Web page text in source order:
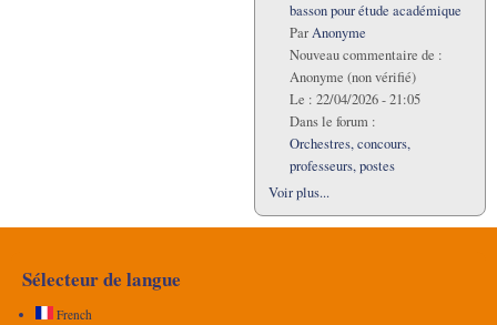
basson pour étude académique
ParAnonyme
Nouveau commentaire de :
Anonyme (non vérifié)
Le : 22/04/2026 - 21:05
Dans le forum :
Orchestres, concours,
professeurs, postes
Voir plus...
Sélecteur de langue
French